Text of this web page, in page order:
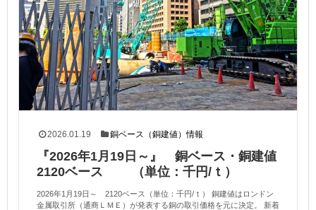
2026.01.19 銅ベース（銅建値）情報
『2026年1月19日～』 銅ベース・銅建値
2120ベース （単位：千円/ｔ）
2026年1月19日～ 2120ベース（単位：千円/ｔ） 銅建値はロンドン
金属取引所（通商ＬＭＥ）が発表する銅の取引価格を元に決定。 新着